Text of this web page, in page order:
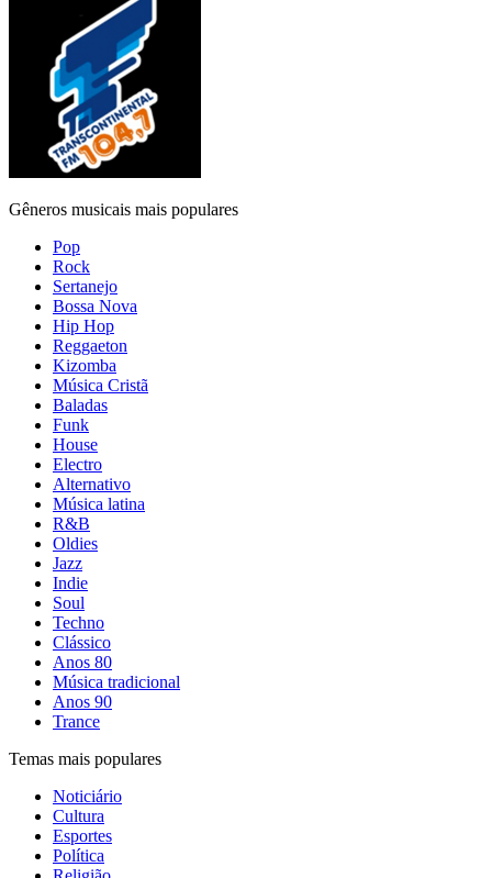
Gêneros musicais mais populares
Pop
Rock
Sertanejo
Bossa Nova
Hip Hop
Reggaeton
Kizomba
Música Cristã
Baladas
Funk
House
Electro
Alternativo
Música latina
R&B
Oldies
Jazz
Indie
Soul
Techno
Clássico
Anos 80
Música tradicional
Anos 90
Trance
Temas mais populares
Noticiário
Cultura
Esportes
Política